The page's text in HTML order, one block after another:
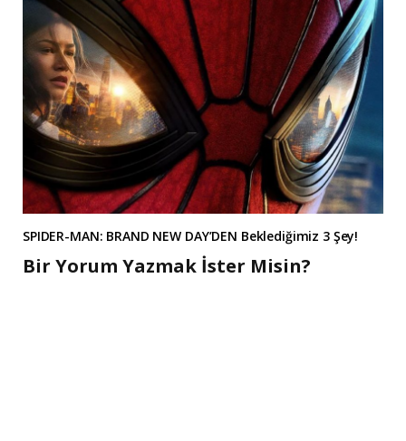
SPIDER-MAN: BRAND NEW DAY’DEN Beklediğimiz 3 Şey!
Bir Yorum Yazmak İster Misin?